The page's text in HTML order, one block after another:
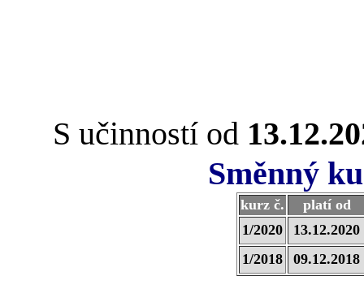
S učinností od
Směnný
kurz č.
platí od
1/2020
13.12.2020
1/2018
09.12.2018